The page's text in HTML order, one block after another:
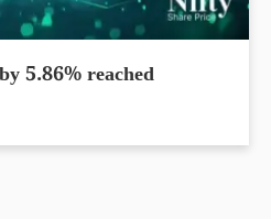
5.86% reached